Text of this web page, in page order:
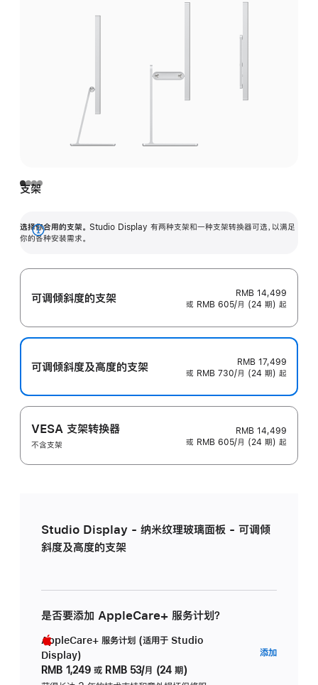
支架
选择你合用的支架。 Studio Display 有两种支架和一种支架转换器可选，以满足
你的各种安装需求。
展
可调倾斜度的支架
RMB 14,499
或 RMB 605/月 (24 期) 起
可调倾斜度及高‍度的支‍架
RMB 17,499
或 RMB 730/月 (24 期) 起
VESA 支架转换器
不含支架
RMB 14,499
或 RMB 605/月 (24 期) 起
Studio Display - 纳米纹理玻璃面板 - 可调倾
斜度及高度的支架
是否要添加 AppleCare+ 服务计划？
AppleCare+ 服务计划 (适用于 Studio
Display)
RMB 1,249 或 RMB 53/月 (24 期)
添加